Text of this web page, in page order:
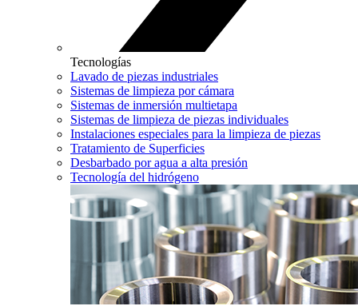
Tecnologías
Lavado de piezas industriales
Sistemas de limpieza por cámara
Sistemas de inmersión multietapa
Sistemas de limpieza de piezas individuales
Instalaciones especiales para la limpieza de piezas
Tratamiento de Superficies
Desbarbado por agua a alta presión
Tecnología del hidrógeno